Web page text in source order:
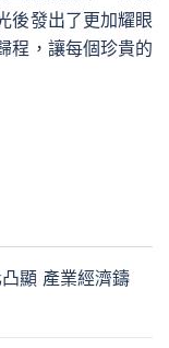
後發出了更加耀眼
程，讓每個珍貴的
顯 產業經濟鑄